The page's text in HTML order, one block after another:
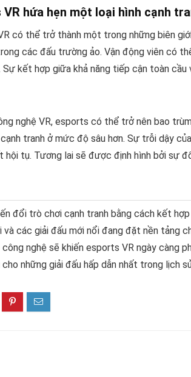
hứa hẹn một loại hình cạnh
có thể trở thành một trong những biên
các đấu trường ảo. Vận động viên có
kết hợp giữa khả năng tiếp cận toàn
nghệ VR, esports có thể trở nên bao
tranh ở mức độ sâu hơn. Sự trỗi dậy
hội tụ. Tương lai sẽ được định hình bởi sự
đổi trò chơi cạnh tranh bằng cách kết
và các giải đấu mới nổi đang đặt nền tảng
nghệ sẽ khiến esports VR ngày càng
những giải đấu hấp dẫn nhất trong lịch